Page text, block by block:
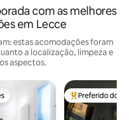
com as melhores
em Lecce
estas acomodações foram
a localização, limpeza e
aspectos.
dos hóspedes Entre os
Preferido dos